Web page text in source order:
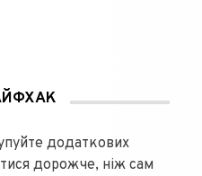
додаткових
дорожче, ніж сам